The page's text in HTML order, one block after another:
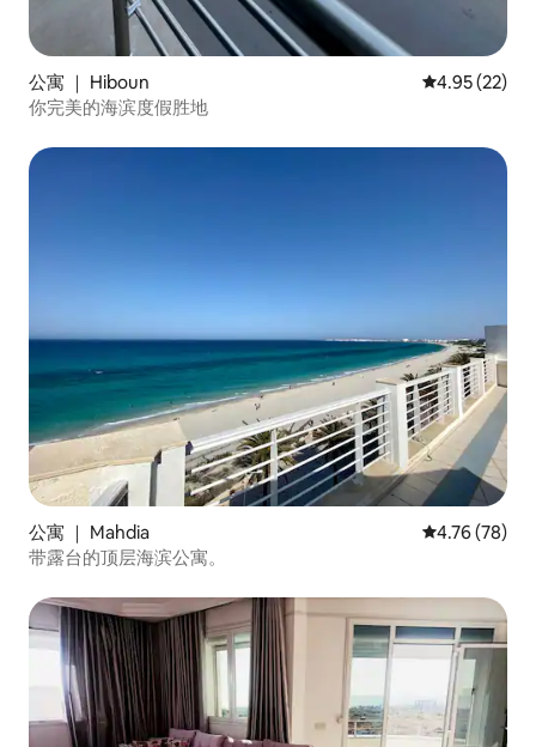
公寓 ｜ Hiboun 平均评分
4.95 (22)
你完美的海滨度假胜地
公寓 ｜ Mahdia 平均评分
4.76 (78)
带露台的顶层海滨公寓。